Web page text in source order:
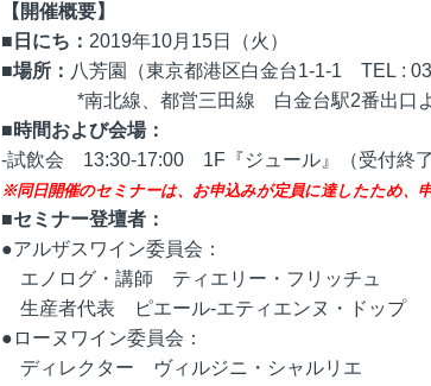
【開催概要】
■日にち： 2019年10月15日（火）
■場所： 八芳園（東京都港区白金台1-1-1 TEL :
*南北線、都営三田線 白金台駅2番出口よ
■時間および会場：
-試飲会 13:30-17:00 1F『ジュール』（受付終
※同日開催のセミナーは、お申込みが定員に達したため、
■セミナー登壇者：
●アルザスワイン委員会：
エノログ・講師 ティエリー・フリッチュ
生産者代表 ピエール-エティエンヌ・ドップ
●ローヌワイン委員会：
ディレクター ヴィルジニ・シャルリエ